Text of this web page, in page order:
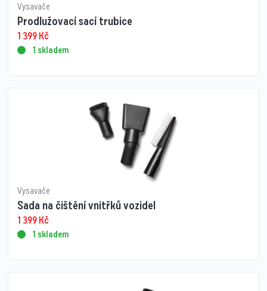
Vysavače
Prodlužovací sací trubice
1 399Kč
1 skladem
Vysavače
Sada na čištění vnitřků vozidel
1 399Kč
1 skladem